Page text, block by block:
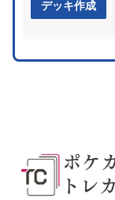
デッキ作成